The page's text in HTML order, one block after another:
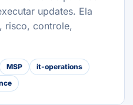
updates. Ela
risco, controle,
MSP
it-operations